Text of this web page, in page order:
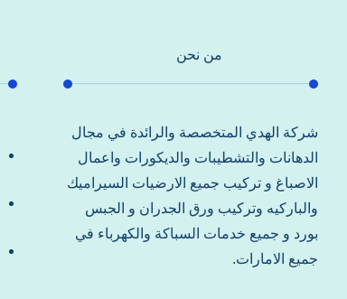
من نحن
شركة الهدي المتخصصة والرائدة في مجال
الدهانات والتشطيبات والديكورات واعمال
الاصباغ و تركيب جميع الارضيات السيراميك
والباركيه وتركيب ورق الجدران و الجبس
بورد و جميع خدمات السباكة والكهرباء في
جميع الامارات.